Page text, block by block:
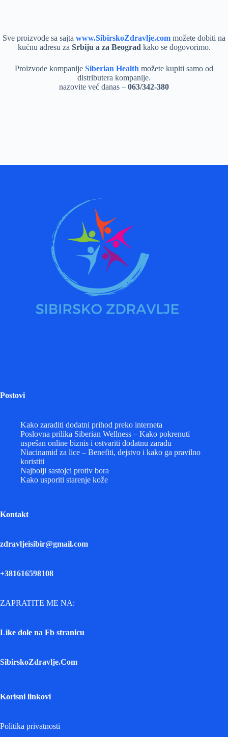
Sve proizvode sa sajta www.SibirskoZdravlje.com možete dobiti na
kućnu adresu za Srbiju a za Beograd kako se dogovorimo.
Proizvode kompanije Siberian Health možete kupiti samo od
distributera kompanije.
nazovite već danas – 063/342-380
Postovi
Kako zaraditi dodatni prihod preko interneta
Poslovna prilika Siberian Wellness – Kako pokrenuti
uspešan online biznis i ostvariti dodatnu zaradu
Niacinamid za lice – Benefiti, dejstvo i kako ga pravilno
koristiti
Najbolji sastojci protiv bora
Kako usporiti starenje kože
Kontakt
zdravljeisibir@gmail.com
+381616598108
ZAPRATITE ME NA:
Like dole na Fb stranicu
SibirskoZdravlje.Com
Korisni linkovi
Politika privatnosti